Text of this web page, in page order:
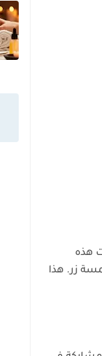
هذه
زر. هذا